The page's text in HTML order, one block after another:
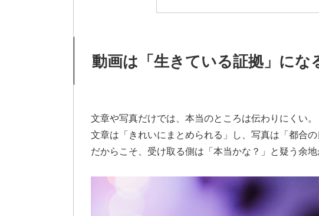
動画は「生きている証拠」にな
文章や写真だけでは、本当のところは伝わりにくい。
文章は「きれいにまとめられる」し、写真は「都合の
だからこそ、受け取る側は「本当かな？」と疑う余地